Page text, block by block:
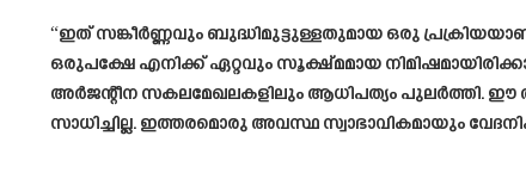
“ഇത് സങ്കീർണ്ണവും ബുദ്ധിമുട്ടുള്ളതുമായ ഒരു
ഒരുപക്ഷേ എനിക്ക് ഏറ്റവും സൂക്ഷ്മമായ
അർജന്റീന സകലമേഖലകളിലും ആധിപത്യം പുലർത്തി. ഈ
സാധിച്ചില്ല. ഇത്തരമൊരു അവസ്ഥ സ്വാഭാവികമായും